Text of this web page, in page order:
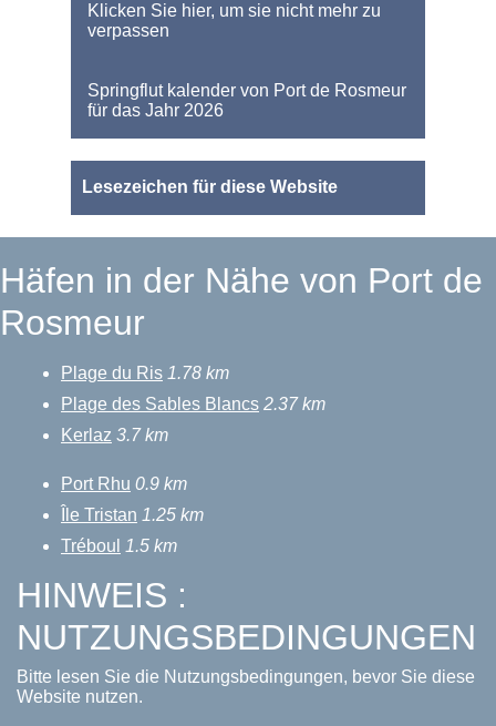
Klicken Sie hier, um sie nicht mehr zu
verpassen
Springflut kalender von Port de Rosmeur
für das Jahr 2026
Lesezeichen für diese Website
Häfen in der Nähe von Port de
Rosmeur
Plage du Ris 1.78 km
Plage des Sables Blancs 2.37 km
Kerlaz 3.7 km
Port Rhu 0.9 km
Île Tristan 1.25 km
Tréboul 1.5 km
HINWEIS :
NUTZUNGSBEDINGUNGEN
Bitte lesen Sie die Nutzungsbedingungen, bevor Sie diese
Website nutzen.